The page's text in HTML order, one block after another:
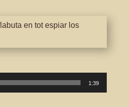
en tot espiar los
1:39